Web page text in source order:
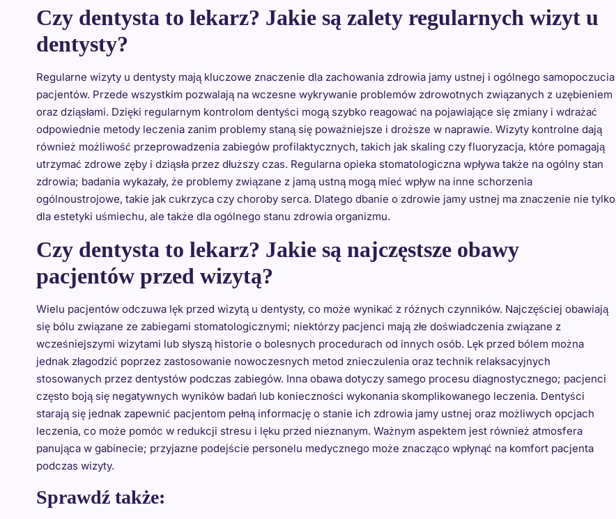
Czy dentysta to lekarz? Jakie są zalety regularnych wizyt u
dentysty?
Regularne wizyty u dentysty mają kluczowe znaczenie dla zachowania zdrowia jamy ustnej i ogólnego samopoczucia
pacjentów. Przede wszystkim pozwalają na wczesne wykrywanie problemów zdrowotnych związanych z uzębieniem
oraz dziąsłami. Dzięki regularnym kontrolom dentyści mogą szybko reagować na pojawiające się zmiany i wdrażać
odpowiednie metody leczenia zanim problemy staną się poważniejsze i droższe w naprawie. Wizyty kontrolne dają
również możliwość przeprowadzenia zabiegów profilaktycznych, takich jak skaling czy fluoryzacja, które pomagają
utrzymać zdrowe zęby i dziąsła przez dłuższy czas. Regularna opieka stomatologiczna wpływa także na ogólny stan
zdrowia; badania wykazały, że problemy związane z jamą ustną mogą mieć wpływ na inne schorzenia
ogólnoustrojowe, takie jak cukrzyca czy choroby serca. Dlatego dbanie o zdrowie jamy ustnej ma znaczenie nie tylko
dla estetyki uśmiechu, ale także dla ogólnego stanu zdrowia organizmu.
Czy dentysta to lekarz? Jakie są najczęstsze obawy
pacjentów przed wizytą?
Wielu pacjentów odczuwa lęk przed wizytą u dentysty, co może wynikać z różnych czynników. Najczęściej obawiają
się bólu związane ze zabiegami stomatologicznymi; niektórzy pacjenci mają złe doświadczenia związane z
wcześniejszymi wizytami lub słyszą historie o bolesnych procedurach od innych osób. Lęk przed bólem można
jednak złagodzić poprzez zastosowanie nowoczesnych metod znieczulenia oraz technik relaksacyjnych
stosowanych przez dentystów podczas zabiegów. Inna obawa dotyczy samego procesu diagnostycznego; pacjenci
często boją się negatywnych wyników badań lub konieczności wykonania skomplikowanego leczenia. Dentyści
starają się jednak zapewnić pacjentom pełną informację o stanie ich zdrowia jamy ustnej oraz możliwych opcjach
leczenia, co może pomóc w redukcji stresu i lęku przed nieznanym. Ważnym aspektem jest również atmosfera
panująca w gabinecie; przyjazne podejście personelu medycznego może znacząco wpłynąć na komfort pacjenta
podczas wizyty.
Sprawdź także: